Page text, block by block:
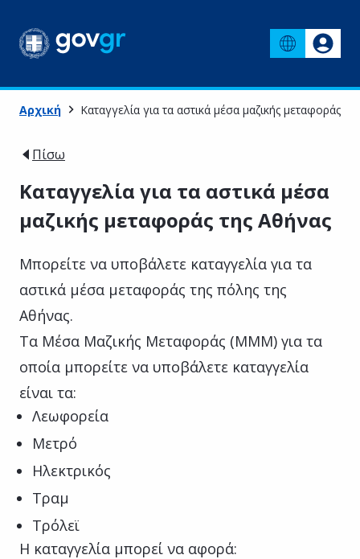
Αρχική Καταγγελία για τα αστικά μέσα μαζικής μεταφοράς
Πίσω
Καταγγελία για τα αστικά μέσα
μαζικής μεταφοράς της Αθήνας
Μπορείτε να υποβάλετε καταγγελία για τα
αστικά μέσα μεταφοράς της πόλης της
Αθήνας.
Τα Μέσα Μαζικής Μεταφοράς (ΜΜΜ) για τα
οποία μπορείτε να υποβάλετε καταγγελία
είναι τα:
Λεωφορεία
Μετρό
Ηλεκτρικός
Τραμ
Τρόλεϊ
Η καταγγελία μπορεί να αφορά: